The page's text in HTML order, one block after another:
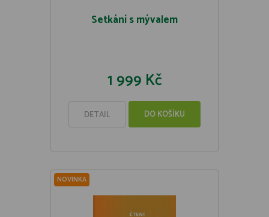
Setkání s mývalem
1 999 Kč
DETAIL DO KOŠÍKU
NOVINKA